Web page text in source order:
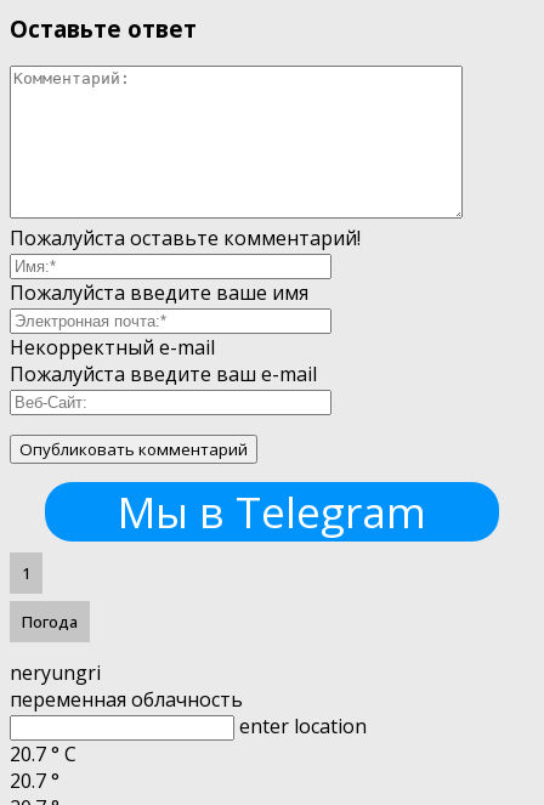
Оставьте ответ
Пожалуйста оставьте комментарий!
Пожалуйста введите ваше имя
Некорректный e-mail
Пожалуйста введите ваш e-mail
Мы в Telegram
1
Погода
neryungri
переменная облачность
enter location
20.7° C
20.7°